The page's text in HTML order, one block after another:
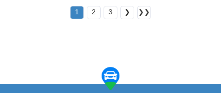
1 2 3 ❯ ❯❯